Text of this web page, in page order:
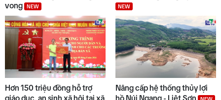
vong
NEW NEW
Hơn 150 triệu đồng hỗ trợ
Nâng cấp hệ thống thủy lợi